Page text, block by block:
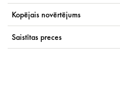
Kopējais novērtējums
Saistītas preces